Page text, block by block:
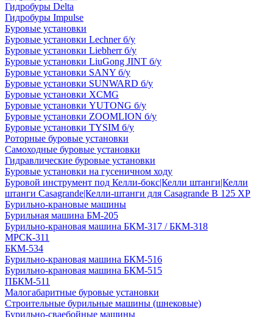
Гидробуры Delta
Гидробуры Impulse
Буровые установки
Буровые установки Lechner б/у
Буровые установки Liebherr б/у
Буровые установки LiuGong JINT б/у
Буровые установки SANY б/у
Буровые установки SUNWARD б/у
Буровые установки XCMG
Буровые установки YUTONG б/у
Буровые установки ZOOMLION б/у
Буровые установки TYSIM б/у
Роторные буровые установки
Самоходные буровые установки
Гидравлические буровые установки
Буровые установки на гусеничном ходу
Буровой инструмент под Келли-бокс|Келли штанги|Келли
штанги Casagrande|Келли-штанги для Casagrande B 125 XP
Бурильно-крановые машины
Бурильная машина БМ-205
Бурильно-крановая машина БКМ-317 / БКМ-318
МРСК-311
БКМ-534
Бурильно-крановая машина БКМ-516
Бурильно-крановая машина БКМ-515
ПБКМ-511
Малогабаритные буровые установки
Строительные бурильные машины (шнековые)
Бурильно-сваебойные машины